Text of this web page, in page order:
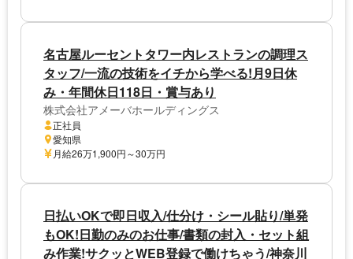
名古屋ルーセントタワー内レストランの調理ス
タッフ/一流の技術をイチから学べる!月9日休
み・年間休日118日・賞与あり
株式会社アメーバホールディングス
正社員
愛知県
月給26万1,900円～30万円
日払いOKで即日収入/仕分け・シール貼り/単発
もOK!日勤のみのお仕事/書類の封入・セット組
み作業!サクッとWEB登録で働けちゃう/神奈川